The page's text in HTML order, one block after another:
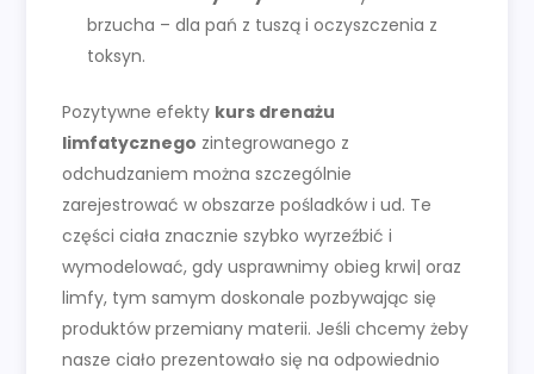
brzucha – dla pań z tuszą i oczyszczenia z
toksyn.
Pozytywne efekty kurs drenażu
limfatycznego zintegrowanego z
odchudzaniem można szczególnie
zarejestrować w obszarze pośladków i ud. Te
części ciała znacznie szybko wyrzeźbić i
wymodelować, gdy usprawnimy obieg krwi| oraz
limfy, tym samym doskonale pozbywając się
produktów przemiany materii. Jeśli chcemy żeby
nasze ciało prezentowało się na odpowiednio